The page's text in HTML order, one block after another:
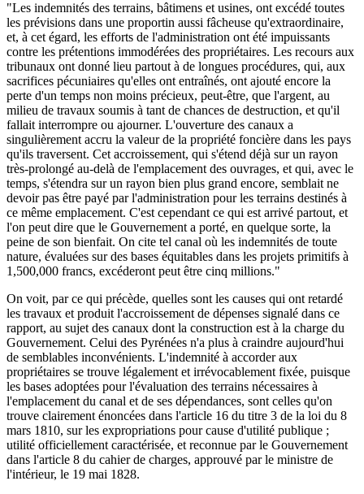
"Les indemnités des terrains, bâtimens et usines, ont excédé toutes
les prévisions dans une proportin aussi fâcheuse qu'extraordinaire,
et, à cet égard, les efforts de l'administration ont été impuissants
contre les prétentions immodérées des propriétaires. Les recours aux
tribunaux ont donné lieu partout à de longues procédures, qui, aux
sacrifices pécuniaires qu'elles ont entraînés, ont ajouté encore la
perte d'un temps non moins précieux, peut-être, que l'argent, au
milieu de travaux soumis à tant de chances de destruction, et qu'il
fallait interrompre ou ajourner. L'ouverture des canaux a
singulièrement accru la valeur de la propriété foncière dans les pays
qu'ils traversent. Cet accroissement, qui s'étend déjà sur un rayon
très-prolongé au-delà de l'emplacement des ouvrages, et qui, avec le
temps, s'étendra sur un rayon bien plus grand encore, semblait ne
devoir pas être payé par l'administration pour les terrains destinés à
ce même emplacement. C'est cependant ce qui est arrivé partout, et
l'on peut dire que le Gouvernement a porté, en quelque sorte, la
peine de son bienfait. On cite tel canal où les indemnités de toute
nature, évaluées sur des bases équitables dans les projets primitifs à
1,500,000 francs, excéderont peut être cinq millions."
On voit, par ce qui précède, quelles sont les causes qui ont retardé
les travaux et produit l'accroissement de dépenses signalé dans ce
rapport, au sujet des canaux dont la construction est à la charge du
Gouvernement. Celui des Pyrénées n'a plus à craindre aujourd'hui
de semblables inconvénients. L'indemnité à accorder aux
propriétaires se trouve légalement et irrévocablement fixée, puisque
les bases adoptées pour l'évaluation des terrains nécessaires à
l'emplacement du canal et de ses dépendances, sont celles qu'on
trouve clairement énoncées dans l'article 16 du titre 3 de la loi du 8
mars 1810, sur les expropriations pour cause d'utilité publique ;
utilité officiellement caractérisée, et reconnue par le Gouvernement
dans l'article 8 du cahier de charges, approuvé par le ministre de
l'intérieur, le 19 mai 1828.